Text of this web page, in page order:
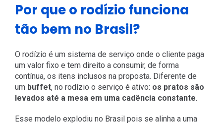
Por que o rodízio funciona
tão bem no Brasil?
O rodízio é um sistema de serviço onde o cliente paga
um valor fixo e tem direito a consumir, de forma
contínua, os itens inclusos na proposta. Diferente de
um buffet, no rodízio o serviço é ativo: os pratos são
levados até a mesa em uma cadência constante.
Esse modelo explodiu no Brasil pois se alinha a uma